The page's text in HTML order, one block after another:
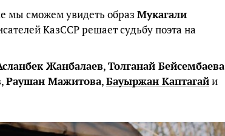
мы сможем увидеть образ Мукагали
КазССР решает судьбу поэта на
Жанбалаев,Толганай Бейсембаева
,Раушан Мажитова,Бауыржан Каптагайи